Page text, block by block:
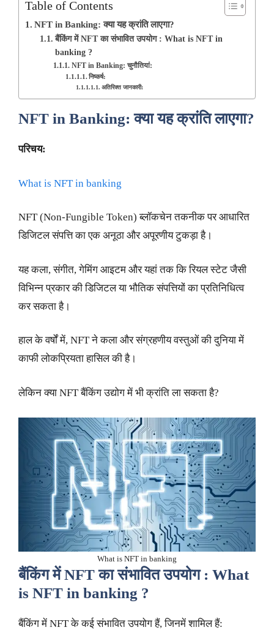
Table of Contents
NFT in Banking: क्या यह क्रांति लाएगा?
बैंकिंग में NFT का संभावित उपयोग : What is NFT in
banking ?
NFT in Banking: चुनौतियां:
निष्कर्ष:
अतिरिक्त जानकारी:
NFT in Banking: क्या यह क्रांति लाएगा?
परिचय:
What is NFT in banking
NFT (Non-Fungible Token) ब्लॉकचेन तकनीक पर आधारित
डिजिटल संपत्ति का एक अनूठा और अपूरणीय टुकड़ा है।
यह कला, संगीत, गेमिंग आइटम और यहां तक कि रियल स्टेट जैसी
विभिन्न प्रकार की डिजिटल या भौतिक संपत्तियों का प्रतिनिधित्व
कर सकता है।
हाल के वर्षों में, NFT ने कला और संग्रहणीय वस्तुओं की दुनिया में
काफी लोकप्रियता हासिल की है।
लेकिन क्या NFT बैंकिंग उद्योग में भी क्रांति ला सकता है?
What is NFT in banking
बैंकिंग में NFT का संभावित उपयोग : What
is NFT in banking ?
बैंकिंग में NFT के कई संभावित उपयोग हैं, जिनमें शामिल हैं: